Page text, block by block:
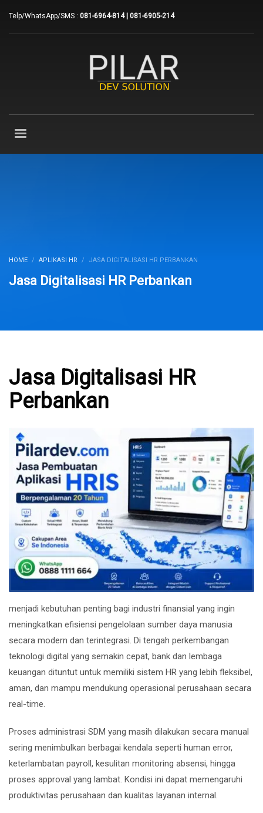
Telp/WhatsApp/SMS : 081-6964-814 | 081-6905-214
HOME APLIKASI HR JASA DIGITALISASI HR PERBANKAN
Jasa Digitalisasi HR Perbankan
Jasa Digitalisasi HR
Perbankan
menjadi kebutuhan penting bagi industri finansial yang ingin
meningkatkan efisiensi pengelolaan sumber daya manusia
secara modern dan terintegrasi. Di tengah perkembangan
teknologi digital yang semakin cepat, bank dan lembaga
keuangan dituntut untuk memiliki sistem HR yang lebih fleksibel,
aman, dan mampu mendukung operasional perusahaan secara
real-time.
Proses administrasi SDM yang masih dilakukan secara manual
sering menimbulkan berbagai kendala seperti human error,
keterlambatan payroll, kesulitan monitoring absensi, hingga
proses approval yang lambat. Kondisi ini dapat memengaruhi
produktivitas perusahaan dan kualitas layanan internal.